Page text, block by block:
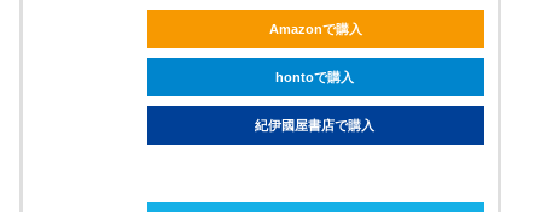
Amazonで購入
hontoで購入
紀伊國屋書店で購入